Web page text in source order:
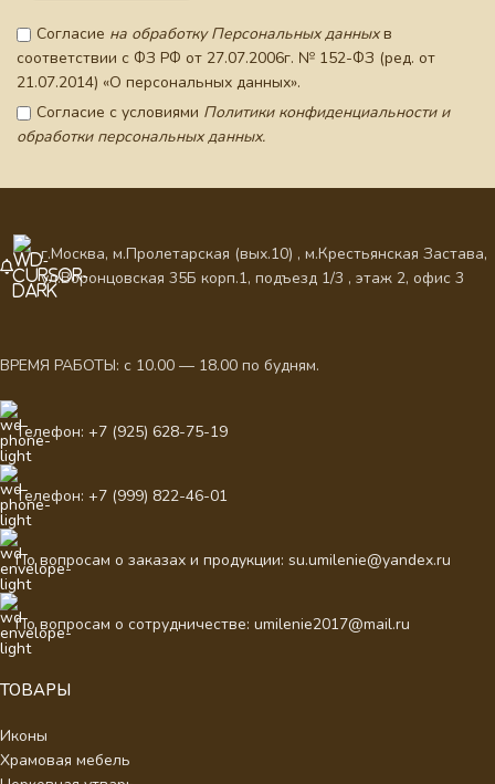
Согласие на обработку Персональных данныхв
соответствии с ФЗ РФ от 27.07.2006г. № 152-ФЗ (ред. от
21.07.2014) «О персональных данных».
Согласие с условиями Политики конфиденциальности и
обработки персональных данных.
г.Москва, м.Пролетарская (вых.10) , м.Крестьянская Застава,
ул.Воронцовская 35Б корп.1, подъезд 1/3 , этаж 2, офис 3
ВРЕМЯ РАБОТЫ: с 10.00 — 18.00 по будням.
Телефон: +7 (925) 628-75-19
Телефон: +7 (999) 822-46-01
По вопросам о заказах и продукции: su.umilenie@yandex.ru
По вопросам о сотрудничестве: umilenie2017@mail.ru
ТОВАРЫ
Иконы
Храмовая мебель